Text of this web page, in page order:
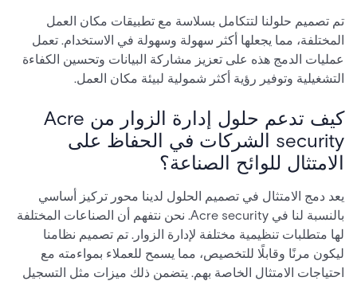
تم تصميم حلولنا لتتكامل بسلاسة مع تطبيقات مكان العمل
المختلفة، مما يجعلها أكثر سهولة وسهولة في الاستخدام. تعمل
عمليات الدمج هذه على تعزيز مشاركة البيانات وتحسين الكفاءة
التشغيلية وتوفير رؤية أكثر شمولية لبيئة مكان العمل.
كيف تدعم حلول إدارة الزوار من Acre
security الشركات في الحفاظ على
الامتثال للوائح الصناعة؟
يعد دمج الامتثال في تصميم الحلول لدينا محور تركيز أساسي
بالنسبة لنا في Acre security. نحن نتفهم أن الصناعات المختلفة
لها متطلبات تنظيمية مختلفة لإدارة الزوار. تم تصميم نظامنا
ليكون مرنًا وقابلًا للتخصيص، مما يسمح للعملاء بمواءمته مع
احتياجات الامتثال الخاصة بهم. يتضمن ذلك ميزات مثل التسجيل